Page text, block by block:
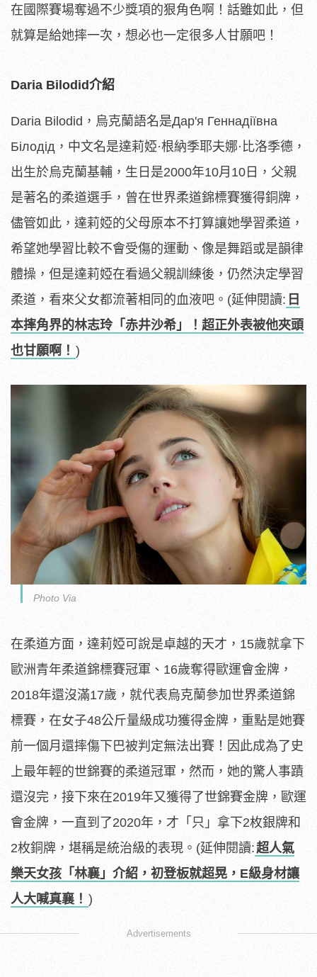
在國際賽場奪過不少獎項的狠角色啊！話雖如此，但
就算是給她摔一次，想必也一定很多人甘願吧！
Daria Bilodid介紹
Daria Bilodid，烏克蘭語名是Дар'я Геннадіївна
Білодід，中文名是達莉婭·根納季耶夫娜·比洛季德，
出生於烏克蘭基輔，生日是2000年10月10日，父親
是著名的柔道選手，曾在世界柔道錦標賽獲得銅牌，
儘管如此，達莉婭的父母原本不打算讓她學習柔道，
希望她學習比較不會受傷的運動、像是舞蹈或是韻律
體操，但是達莉婭在看過父親訓練後，仍然決定學習
柔道，看來父女都流著相同的血液吧。(延伸閱讀: 日
本摔角界的林志玲「赤井沙希」！超正外表被他夾頭
也甘願啊！ )
Photo Via
在柔道方面，達莉婭可說是卓越的天才，15歲就拿下
歐洲青年柔道錦標賽冠軍、16歲奪得歐運會金牌，
2018年還沒滿17歲，就代表烏克蘭參加世界柔道錦
標賽，在女子48公斤量級成功獲得金牌，重點是她賽
前一個月還摔傷下巴被判定無法出賽！因此成為了史
上最年輕的世錦賽的柔道冠軍，然而，她的驚人事蹟
還沒完，接下來在2019年又獲得了世錦賽金牌，歐運
會金牌，一直到了2020年，才「只」拿下2枚銀牌和
2枚銅牌，堪稱是統治級的表現。(延伸閱讀:超人氣
樂天女孩「林襄」介紹，初登板就超晃，E級身材讓
人大喊真襄！ )
Advertisements